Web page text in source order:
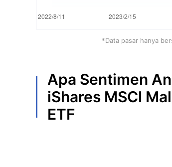
*Data pasar hanya
Apa Sentimen
iShares MSCI
ETF